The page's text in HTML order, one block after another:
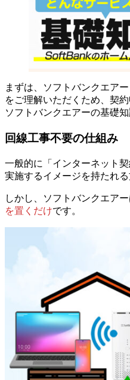
まずは、ソフトバンクエア
をご理解いただくため、契
ソフトバンクエアーの基礎
回線工事不要の仕組み
一般的に「インターネット
実施するイメージを持たれる
しかし、ソフトバンクエア
を置くだけです。